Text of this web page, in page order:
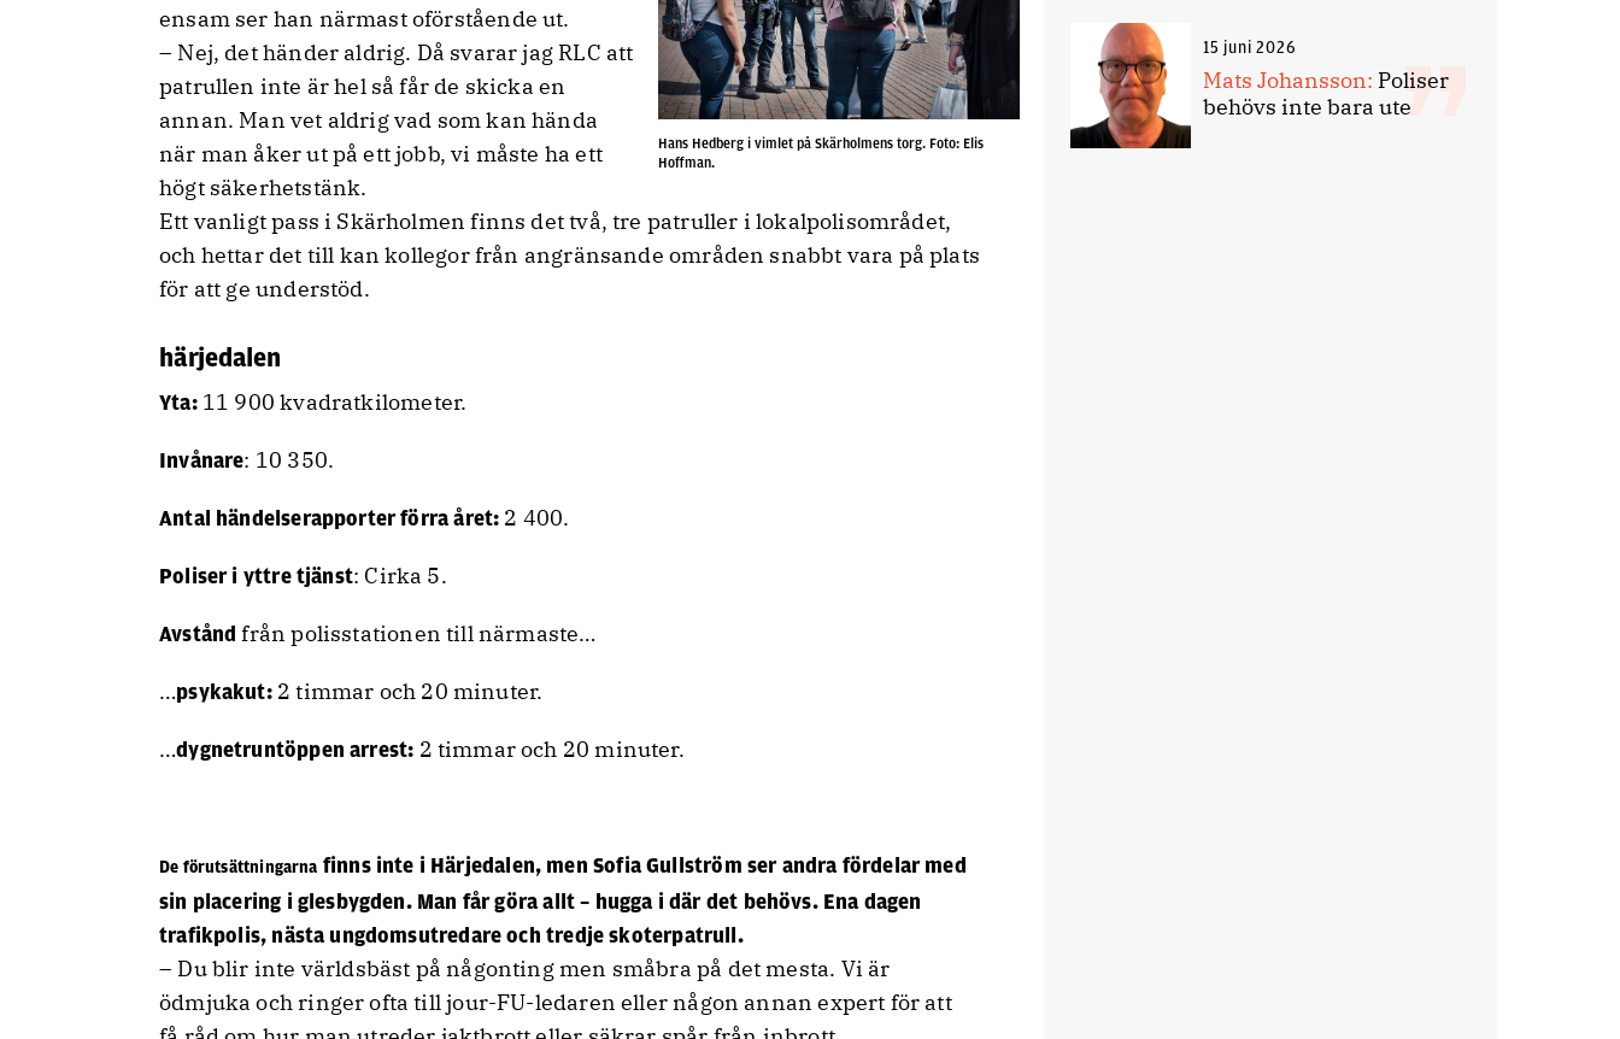
Hans Hedberg i vimlet på Skärholmens torg. Foto: Elis
Hoffman.
ensam ser han närmast oförstående ut.
– Nej, det händer aldrig. Då svarar jag RLC att
patrullen inte är hel så får de skicka en
annan. Man vet aldrig vad som kan hända
när man åker ut på ett jobb, vi måste ha ett
högt säkerhetstänk.
Ett vanligt pass i Skärholmen finns det två, tre patruller i lokalpolisområdet,
och hettar det till kan kollegor från angränsande områden snabbt vara på plats
för att ge understöd.
härjedalen
Yta:11 900 kvadratkilometer.
Invånare: 10 350.
Antal händelserapporter förra året: 2 400.
Poliser i yttre tjänst: Cirka 5.
Avstånd från polisstationen till närmaste…
…psykakut:2 timmar och 20 minuter.
…dygnetruntöppen arrest: 2 timmar och 20 minuter.
De förutsättningarna finns inte i Härjedalen, men Sofia Gullström ser andra fördelar med
sin placering i glesbygden. Man får göra allt – hugga i där det behövs. Ena dagen
trafikpolis, nästa ungdomsutredare och tredje skoterpatrull.
– Du blir inte världsbäst på någonting men småbra på det mesta. Vi är
ödmjuka och ringer ofta till jour-FU-ledaren eller någon annan expert för att
15 juni 2026
Mats Johansson: Poliser
behövs inte bara ute